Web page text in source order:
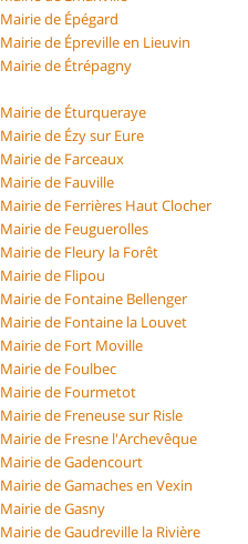
Mairie de Épégard
Mairie de Épreville en Lieuvin
Mairie de Étrépagny
Mairie de Éturqueraye
Mairie de Ézy sur Eure
Mairie de Farceaux
Mairie de Fauville
Mairie de Ferrières Haut Clocher
Mairie de Feuguerolles
Mairie de Fleury la Forêt
Mairie de Flipou
Mairie de Fontaine Bellenger
Mairie de Fontaine la Louvet
Mairie de Fort Moville
Mairie de Foulbec
Mairie de Fourmetot
Mairie de Freneuse sur Risle
Mairie de Fresne l'Archevêque
Mairie de Gadencourt
Mairie de Gamaches en Vexin
Mairie de Gasny
Mairie de Gaudreville la Rivière